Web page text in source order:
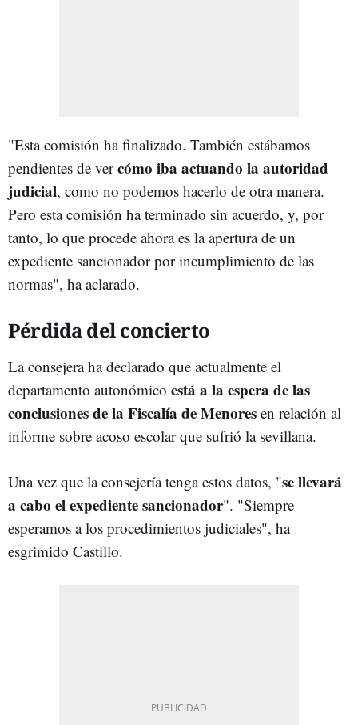
"Esta comisión ha finalizado. También estábamos
pendientes de vercómo iba actuando la autoridad
judicial, como no podemos hacerlo de otra manera.
Pero esta comisión ha terminado sin acuerdo, y, por
tanto, lo que procede ahora es la apertura de un
expediente sancionador por incumplimiento de las
normas", ha aclarado.
Pérdida del concierto
La consejera ha declarado que actualmente el
departamento autonómico está a la espera de las
conclusiones de la Fiscalía de Menores en relación al
informe sobre acoso escolar que sufrió la sevillana.
Una vez que la consejería tenga estos datos, "se llevará
a cabo el expediente sancionador". "Siempre
esperamos a los procedimientos judiciales", ha
esgrimido Castillo.